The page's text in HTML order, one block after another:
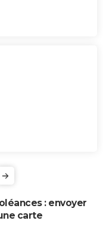
: envoyer
carte